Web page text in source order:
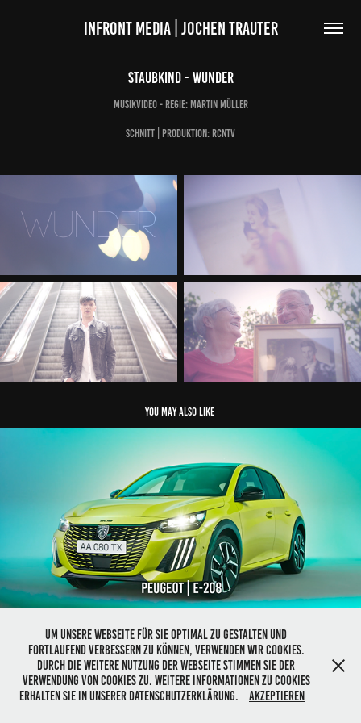
INFRONT MEDIA | JOCHEN TRAUTER
Staubkind - Wunder
Musikvideo - Regie: Martin Müller
Schnitt | Produktion: rcntv
you may also like
Peugeot e-208
Um unsere Webseite für Sie optimal zu gestalten und
fortlaufend verbessern zu können, verwenden wir Cookies.
Durch die weitere Nutzung der Webseite stimmen Sie der
Verwendung von Cookies zu. Weitere Informationen zu Cookies
erhalten Sie in unserer Datenschutzerklärung.
Akzeptieren